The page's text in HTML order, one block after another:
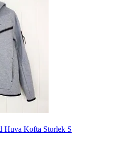
Huva Kofta Storlek S